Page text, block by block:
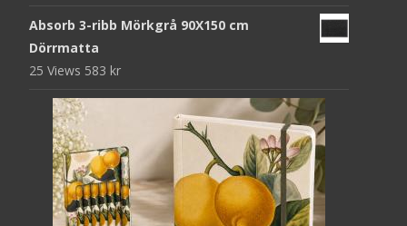
Absorb 3-ribb Mörkgrå 90X150 cm
Dörrmatta
25 Views 583 kr